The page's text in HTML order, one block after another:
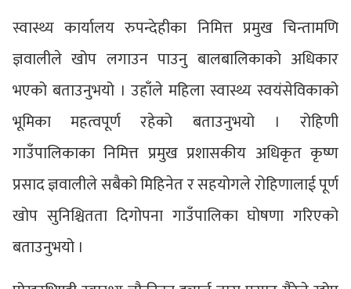
स्वास्थ्य कार्यालय रुपन्देहीका निमित्त प्रमुख चिन्तामणि
ज्ञवालीले खोप लगाउन पाउनु बालबालिकाको अधिकार
भएको बताउनुभयो । उहाँले महिला स्वास्थ्य स्वयंसेविकाको
भूमिका महत्वपूर्ण रहेको बताउनुभयो । रोहिणी
गाउँपालिकाका निमित्त प्रमुख प्रशासकीय अधिकृत कृष्ण
प्रसाद ज्ञवालीले सबैको मिहिनेत र सहयोगले रोहिणालाई पूर्ण
खोप सुनिश्चितता दिगोपना गाउँपालिका घोषणा गरिएको
बताउनुभयो ।